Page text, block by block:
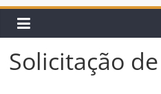
Solicitação